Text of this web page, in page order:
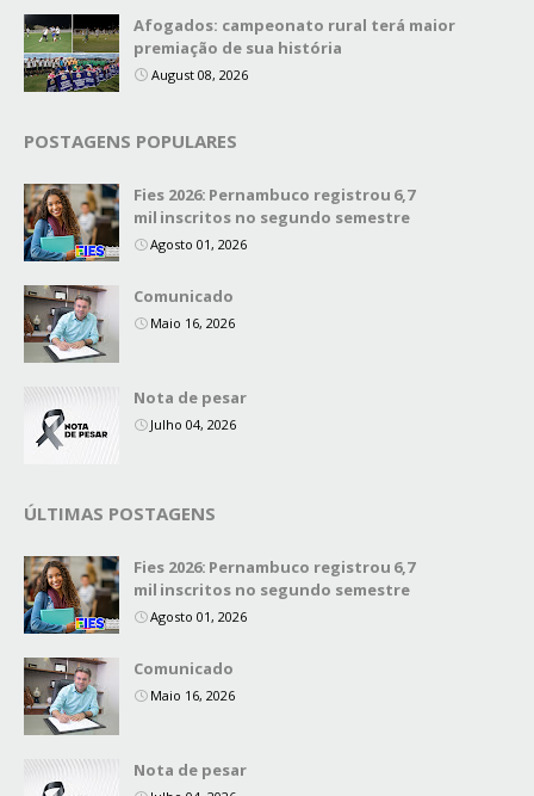
Afogados: campeonato rural terá maior
premiação de sua história
August 08, 2026
POSTAGENS POPULARES
Fies 2026: Pernambuco registrou 6,7
mil inscritos no segundo semestre
Agosto 01, 2026
Comunicado
Maio 16, 2026
Nota de pesar
Julho 04, 2026
ÚLTIMAS POSTAGENS
Fies 2026: Pernambuco registrou 6,7
mil inscritos no segundo semestre
Agosto 01, 2026
Comunicado
Maio 16, 2026
Nota de pesar